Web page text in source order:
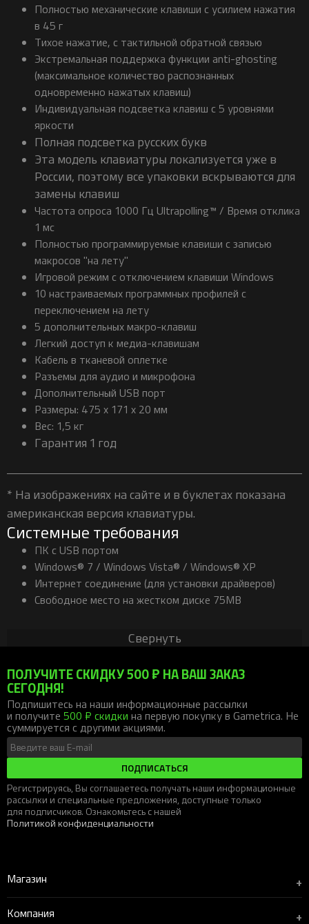
Полностью механические клавиши с усилием нажатия
в 45 г
Тихое нажатие, с тактильной обратной связью
Экстремальная поддержка функции anti-ghosting
(максимальное количество распознанных
одновременно нажатых клавиш)
Индивидуальная подсветка клавиш с 5 уровнями
яркости
Полная подсветка русских букв
Эта модель клавиатуры локализуется уже в
России, поэтому все упаковки вскрываются для
замены клавиш
Частота опроса 1000 Гц Ultrapolling™ / Время отклика
1 мс
Полностью программируемые клавиши с записью
макросов "на лету"
Игровой режим с отключением клавиши Windows
10 настраиваемых программных профилей с
переключением на лету
5 дополнительных макро-клавиш
Легкий доступ к медиа-клавишам
Кабель в тканевой оплетке
Разъемы для аудио и микрофона
Дополнительный USB порт
Размеры: 475 x 171 x 20 мм
Вес: 1,5 кг
Гарантия 1 год
* На изображениях на сайте и в буклетах показана
американская версия клавиатуры.
Системные требования
ПК с USB портом
Windows® 7 / Windows Vista® / Windows® XP
Интернет соединение (для установки драйверов)
Свободное место на жестком диске 75MB
Свернуть
ПОЛУЧИТЕ СКИДКУ 500 ₽ НА ВАШ ЗАКАЗ
СЕГОДНЯ!
Подпишитесь на наши информационные рассылки
и получите 500 ₽ скидки на первую покупку в Gametrica. Не
суммируется с другими акциями.
ПОДПИСАТЬСЯ
Регистрируясь, Вы соглашаетесь получать наши информационные
рассылки и специальные предложения, доступные только
для подписчиков. Ознакомьтесь с нашей
Политикой конфиденциальности
Магазин +
Компания +